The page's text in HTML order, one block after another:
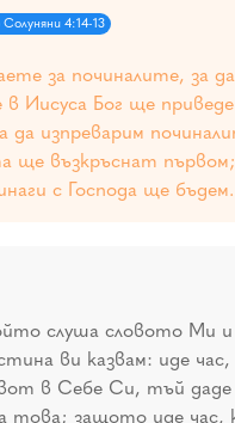
4:14-13
за починалите, за
Иисуса Бог ще
изпреварим
възкръснат първом;
с Господа ще
слуша словото Ми
ви казвам: иде
в Себе Си, тъй даде
това; защото иде